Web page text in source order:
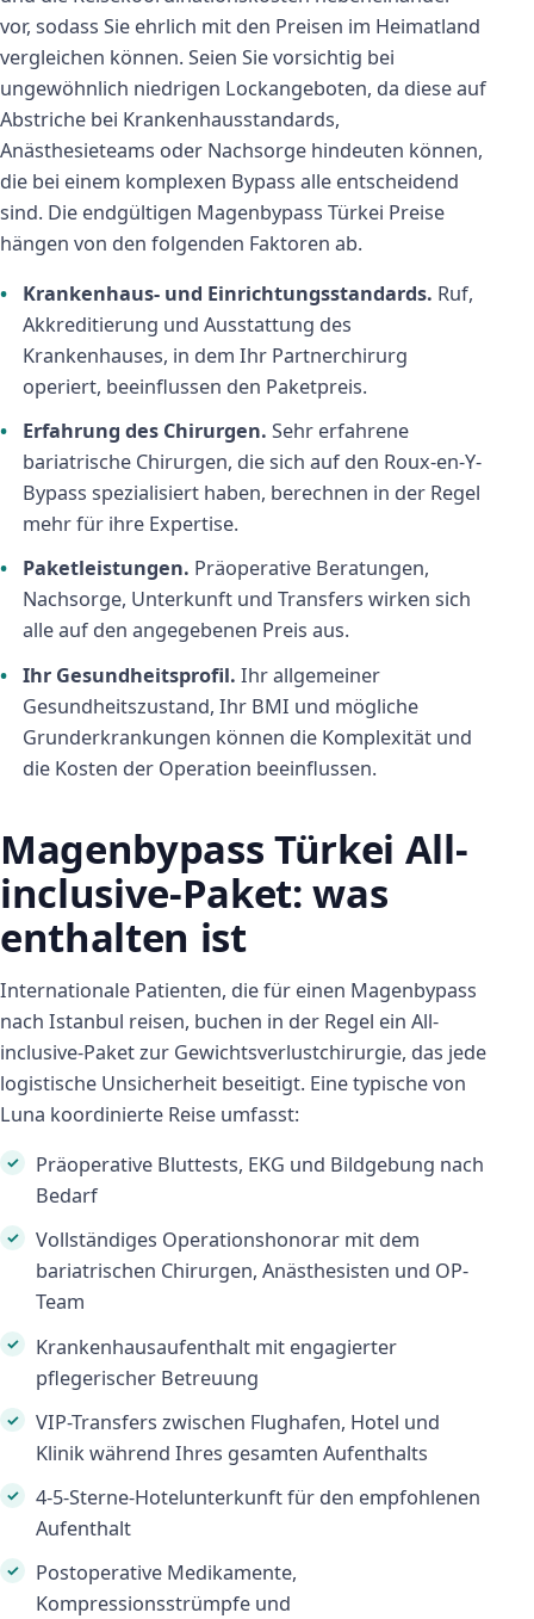
vor, sodass Sie ehrlich mit den Preisen im Heimatland
vergleichen können. Seien Sie vorsichtig bei
ungewöhnlich niedrigen Lockangeboten, da diese auf
Abstriche bei Krankenhausstandards,
Anästhesieteams oder Nachsorge hindeuten können,
die bei einem komplexen Bypass alle entscheidend
sind. Die endgültigen Magenbypass Türkei Preise
hängen von den folgenden Faktoren ab.
Krankenhaus- und Einrichtungsstandards. Ruf,
Akkreditierung und Ausstattung des
Krankenhauses, in dem Ihr Partnerchirurg
operiert, beeinflussen den Paketpreis.
Erfahrung des Chirurgen. Sehr erfahrene
bariatrische Chirurgen, die sich auf den Roux-en-Y-
Bypass spezialisiert haben, berechnen in der Regel
mehr für ihre Expertise.
Paketleistungen. Präoperative Beratungen,
Nachsorge, Unterkunft und Transfers wirken sich
alle auf den angegebenen Preis aus.
Ihr Gesundheitsprofil. Ihr allgemeiner
Gesundheitszustand, Ihr BMI und mögliche
Grunderkrankungen können die Komplexität und
die Kosten der Operation beeinflussen.
Magenbypass Türkei All-
inclusive-Paket: was
enthalten ist
Internationale Patienten, die für einen Magenbypass
nach Istanbul reisen, buchen in der Regel ein All-
inclusive-Paket zur Gewichtsverlustchirurgie, das jede
logistische Unsicherheit beseitigt. Eine typische von
Luna koordinierte Reise umfasst:
Präoperative Bluttests, EKG und Bildgebung nach
Bedarf
Vollständiges Operationshonorar mit dem
bariatrischen Chirurgen, Anästhesisten und OP-
Team
Krankenhausaufenthalt mit engagierter
pflegerischer Betreuung
VIP-Transfers zwischen Flughafen, Hotel und
Klinik während Ihres gesamten Aufenthalts
4-5-Sterne-Hotelunterkunft für den empfohlenen
Aufenthalt
Postoperative Medikamente,
Kompressionsstrümpfe und